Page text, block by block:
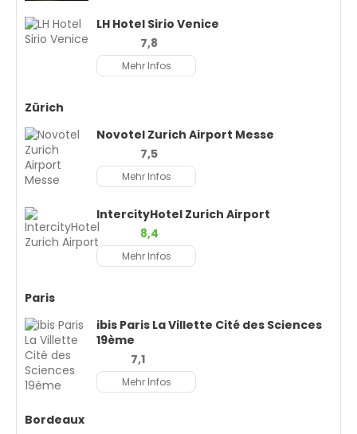
LH Hotel Sirio Venice
7,8
Mehr Infos
Zürich
Novotel Zurich Airport Messe
7,5
Mehr Infos
IntercityHotel Zurich Airport
8,4
Mehr Infos
Paris
ibis Paris La Villette Cité des Sciences
19ème
7,1
Mehr Infos
Bordeaux